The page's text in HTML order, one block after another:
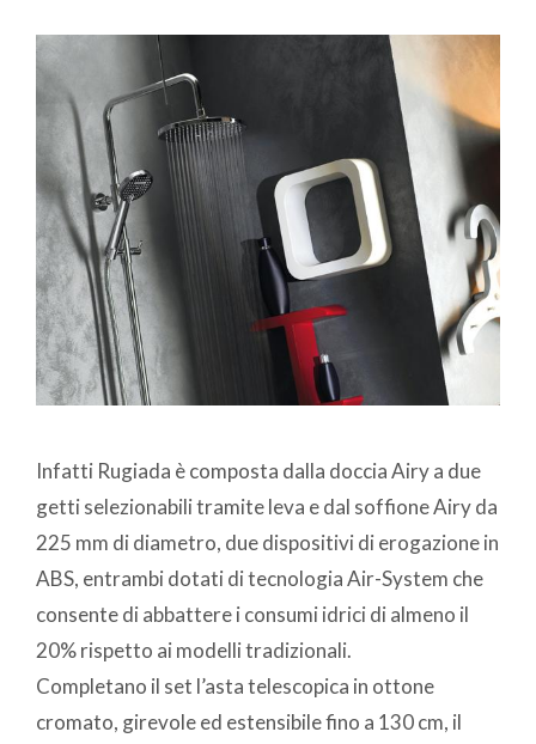
Infatti Rugiada è composta dalla doccia Airy a due
getti selezionabili tramite leva e dal soffione Airy da
225 mm di diametro, due dispositivi di erogazione in
ABS, entrambi dotati di tecnologia Air-System che
consente di abbattere i consumi idrici di almeno il
20% rispetto ai modelli tradizionali.
Completano il set l’asta telescopica in ottone
cromato, girevole ed estensibile fino a 130 cm, il